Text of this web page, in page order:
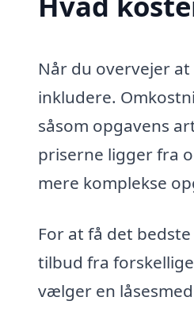
Når du overvejer
inkludere.
såsom opgavens
priserne ligger fra
mere komplekse
For at få det
tilbud fra
vælger en